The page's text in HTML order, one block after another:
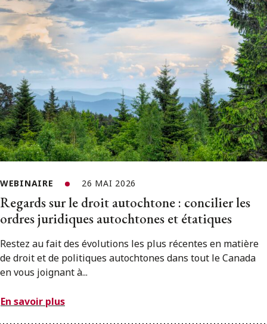
WEBINAIRE 26 MAI 2026
Regards sur le droit autochtone : concilier les
ordres juridiques autochtones et étatiques
Restez au fait des évolutions les plus récentes en matière
de droit et de politiques autochtones dans tout le Canada
en vous joignant à...
En savoir plus